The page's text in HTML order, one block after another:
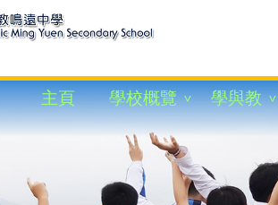
主頁 學校概覽 學與教